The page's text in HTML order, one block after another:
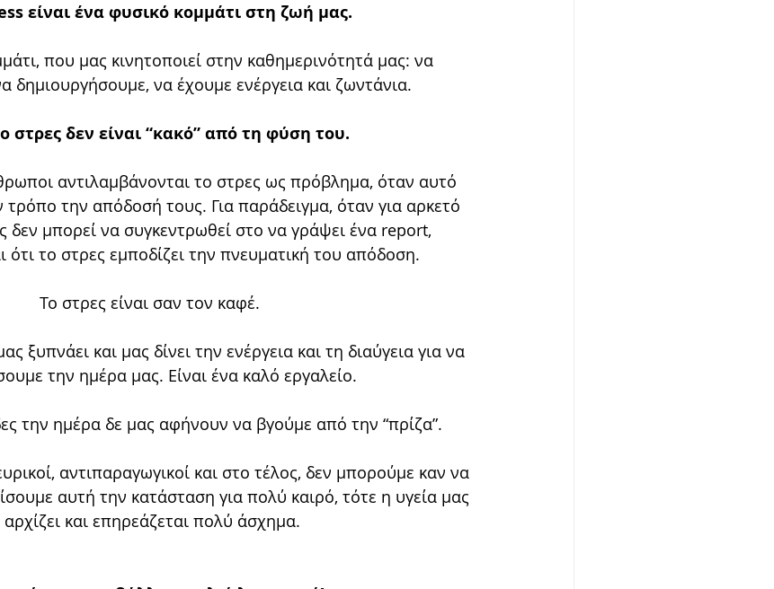
είναι ένα φυσικό κομμάτι στη ζωή μας.
που μας κινητοποιεί στην καθημερινότητά μας: να
δημιουργήσουμε, να έχουμε ενέργεια και ζωντάνια.
στρες δεν είναι “κακό” από τη φύση του.
αντιλαμβάνονται το στρες ως πρόβλημα, όταν αυτό
τρόπο την απόδοσή τους. Για παράδειγμα, όταν για αρκετό
δεν μπορεί να συγκεντρωθεί στο να γράψει ένα report,
ότι το στρες εμποδίζει την πνευματική του απόδοση.
Το στρες είναι σαν τον καφέ.
ξυπνάει και μας δίνει την ενέργεια και τη διαύγεια για να
την ημέρα μας. Είναι ένα καλό εργαλείο.
την ημέρα δε μας αφήνουν να βγούμε από την “πρίζα”.
αντιπαραγωγικοί και στο τέλος, δεν μπορούμε καν να
αυτή την κατάσταση για πολύ καιρό, τότε η υγεία μας
αρχίζει και επηρεάζεται πολύ άσχημα.